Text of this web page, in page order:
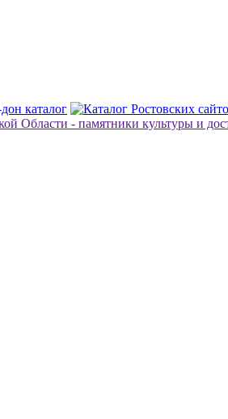
Области - памятники культуры и